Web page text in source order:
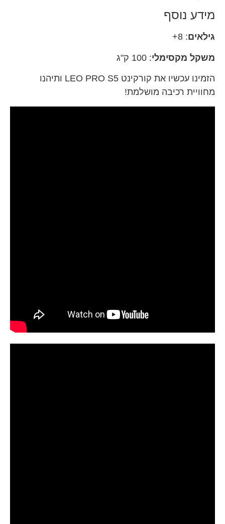
מידע נוסף
גילאים: 8+
משקל מקסימלי: 100 ק"ג
הזמינו עכשיו את קורקינט LEO PRO S5 ותיהנו
מחוויית רכיבה מושלמת!